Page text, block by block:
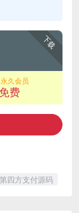
下载
永久会员
免费
第四方支付源码